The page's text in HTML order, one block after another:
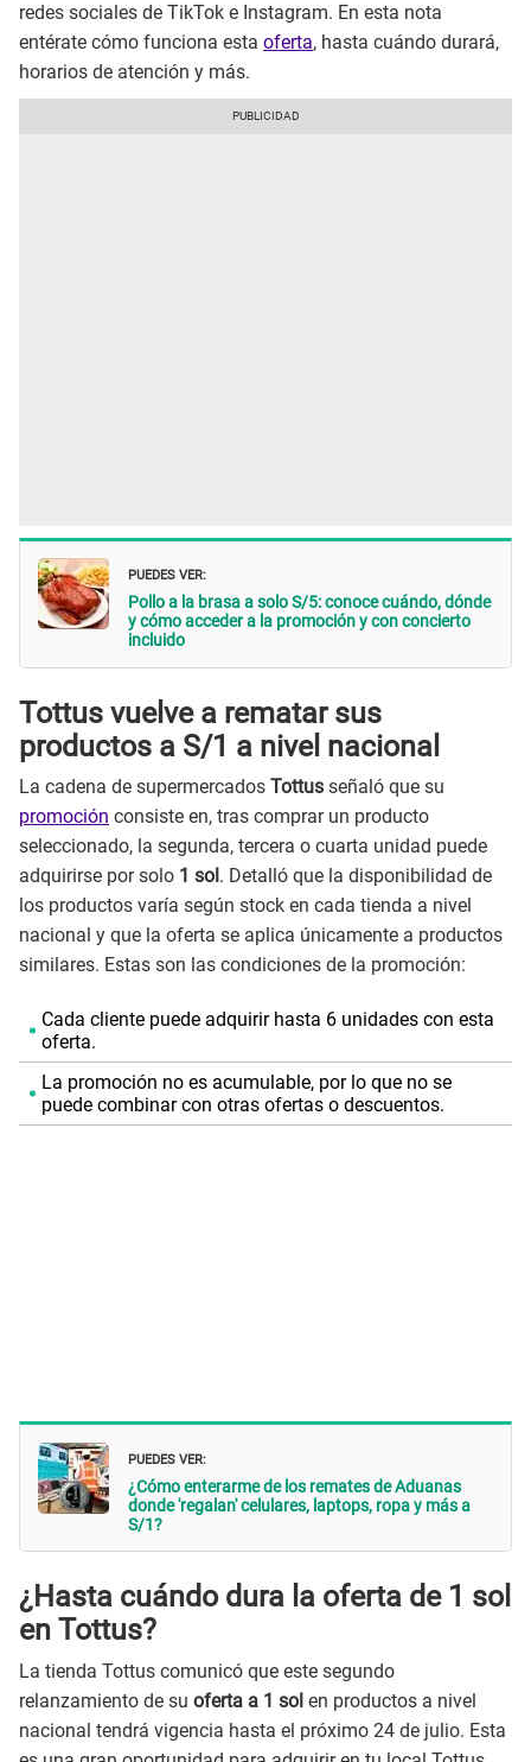
redes sociales de TikTok e Instagram. En esta nota
entérate cómo funciona esta oferta, hasta cuándo durará,
horarios de atención y más.
PUEDES VER:
Pollo a la brasa a solo S/5: conoce cuándo, dónde
y cómo acceder a la promoción y con concierto
incluido
Tottus vuelve a rematar sus
productos a S/1 a nivel nacional
La cadena de supermercados Tottus señaló que su
promoción consiste en, tras comprar un producto
seleccionado, la segunda, tercera o cuarta unidad puede
adquirirse por solo 1 sol. Detalló que la disponibilidad de
los productos varía según stock en cada tienda a nivel
nacional y que la oferta se aplica únicamente a productos
similares. Estas son las condiciones de la promoción:
Cada cliente puede adquirir hasta 6 unidades con esta
oferta.
La promoción no es acumulable, por lo que no se
puede combinar con otras ofertas o descuentos.
PUEDES VER:
¿Cómo enterarme de los remates de Aduanas
donde 'regalan' celulares, laptops, ropa y más a
S/1?
¿Hasta cuándo dura la oferta de 1 sol
en Tottus?
La tienda Tottus comunicó que este segundo
relanzamiento de su oferta a 1 sol en productos a nivel
nacional tendrá vigencia hasta el próximo 24 de julio. Esta